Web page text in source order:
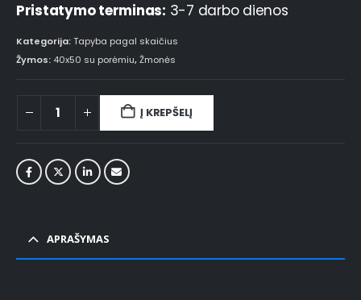
Pristatymo terminas: 3-7 darbo dienos
Kategorija:Tapyba pagal skaičius
Žymos: 40x50 su porėmiu,Žmonės
Į KREPŠELĮ
APRAŠYMAS